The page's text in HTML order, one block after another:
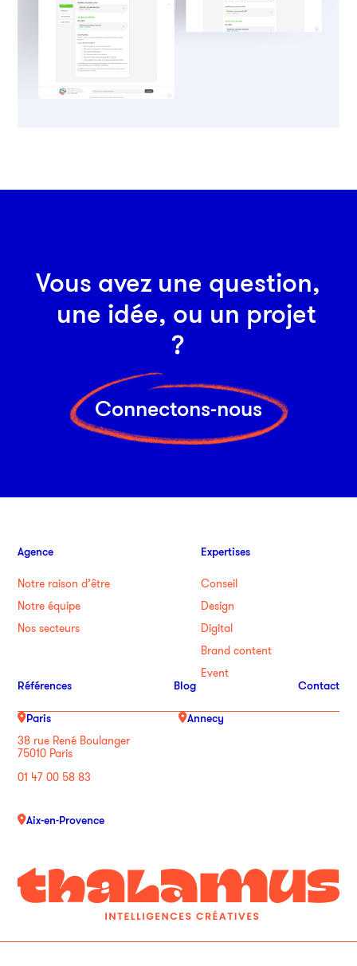
Vous avez une question,
une idée, ou un projet
?
Connectons-nous
Agence
Notre raison d’être
Notre équipe
Nos secteurs
Expertises
Conseil
Design
Digital
Brand content
Event
Références Blog Contact
Paris
38 rue René Boulanger
75010 Paris
01 47 00 58 83
Annecy
Aix-en-Provence